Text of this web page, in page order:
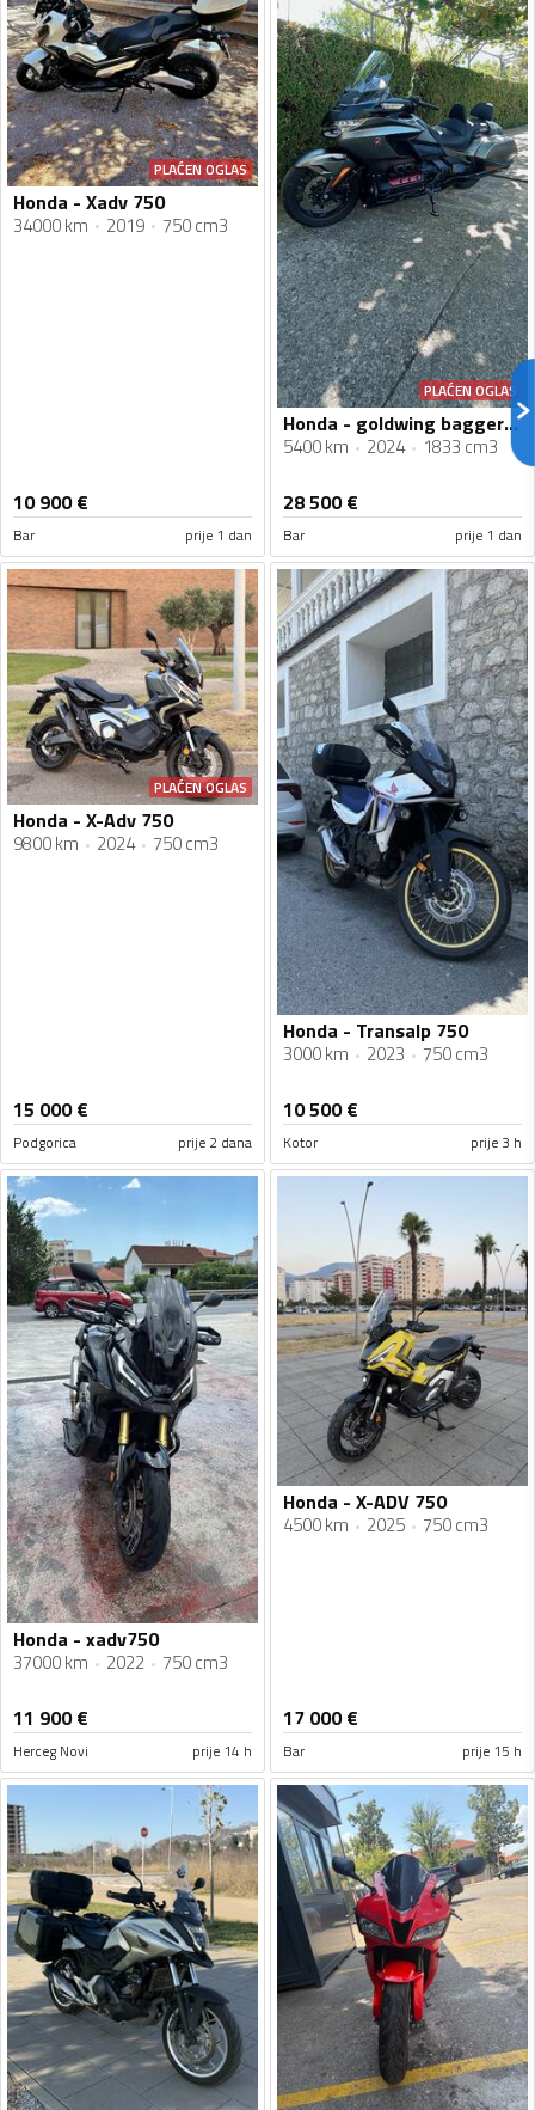
PLAĆEN OGLAS
Honda - Xadv 750
34000 km 2019 750 cm3
10 900€
Bar prije 1 dan
PLAĆEN OGLAS
Honda - goldwing bagger dct
5400 km 2024 1833 cm3
28 500€
Bar prije 1 dan
PLAĆEN OGLAS
Honda - X-Adv 750
9800 km 2024 750 cm3
15 000€
Podgorica prije 2 dana
Honda - Transalp 750
3000 km 2023 750 cm3
10 500€
Kotor prije 3 h
Honda - xadv750
37000 km 2022 750 cm3
11 900€
Herceg Novi prije 14 h
Honda - X-ADV 750
4500 km 2025 750 cm3
17 000€
Bar prije 15 h